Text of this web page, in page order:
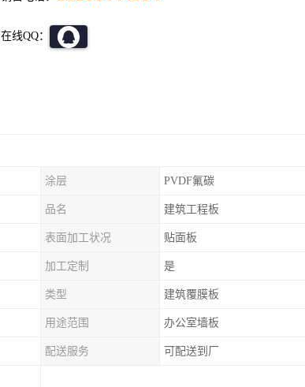
在线QQ：
涂层 PVDF氟碳
品名 建筑工程板
表面加工状况 贴面板
加工定制 是
类型 建筑覆膜板
用途范围 办公室墙板
配送服务 可配送到厂